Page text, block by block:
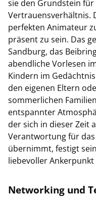
sie den Grundstein für
Vertrauensverhältnis.
perfekten Animateur
präsent zu sein. Das
Sandburg, das
abendliche Vorlesen
Kindern im
den eigenen Eltern
sommerlichen
entspannter
der sich in dieser Zeit
Verantwortung für
übernimmt, festigt
liebevoller Ankerpunkt
Networking und